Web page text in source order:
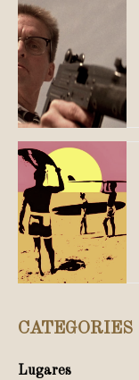
CATEGORIES
Lugares